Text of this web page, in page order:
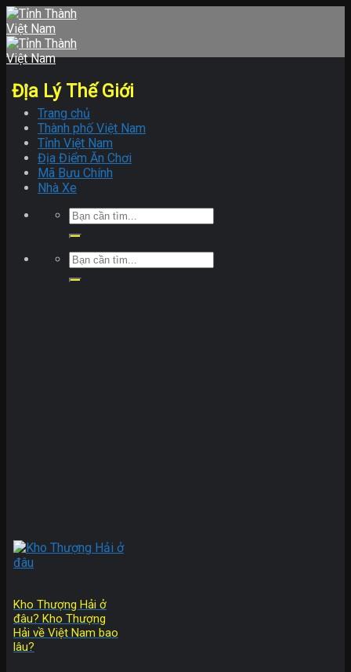
Skip
to
content
Trang chủ
Thành phố Việt Nam
Tỉnh Việt Nam
Địa Điểm Ăn Chơi
Mã Bưu Chính
Nhà Xe
Địa Lý Thế Giới
Kho Thượng Hải ở
đâu? Kho Thượng
Hải về Việt Nam bao
lâu?